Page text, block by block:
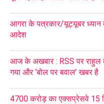
आगरा के पत्रकार/यूट्यूबर ध्यान
आदेश
आज के अखबार : RSS पर राहुल
गया और ‘बोल पर बवाल’ खबर है
4700 करोड़ का एक्सप्रेसवे 15